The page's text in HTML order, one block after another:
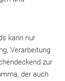
kann nur
Verarbeitung
zur
der auch